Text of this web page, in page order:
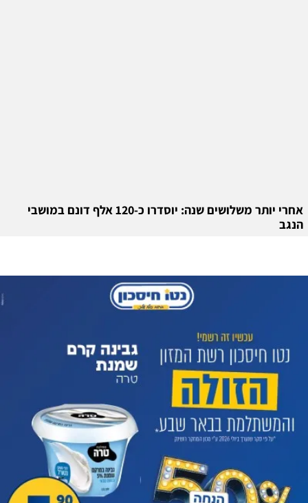
אחרי יותר משלושים שנה: יוסדרו כ-120 אלף דונם במושבי
הנגב